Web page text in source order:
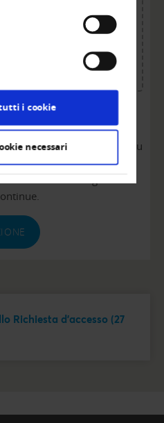
i cookie
necessari
click to upload.
size: 20 MB.
size: 20 MB.
to load the
to verify the information you
collect data about your
the details and agree to
Richiesta d'accesso (27